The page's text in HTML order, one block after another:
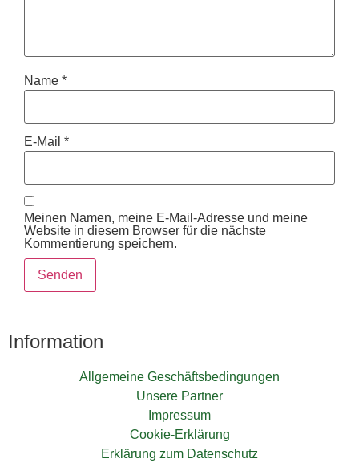
Name *
E-Mail *
Meinen Namen, meine E-Mail-Adresse und meine
Website in diesem Browser für die nächste
Kommentierung speichern.
Information
Allgemeine Geschäftsbedingungen
Unsere Partner
Impressum
Cookie-Erklärung
Erklärung zum Datenschutz